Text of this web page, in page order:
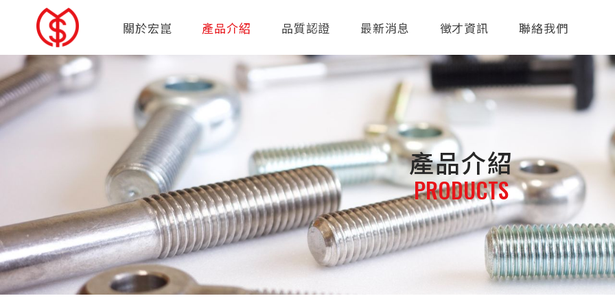
關於宏崑 產品介紹 品質認證 最新消息 徵才資訊 聯絡我們
產品介紹
PRODUCTS